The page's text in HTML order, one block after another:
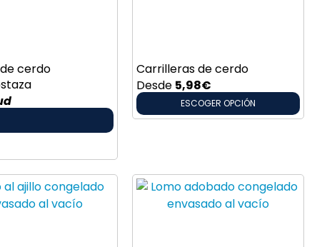
cerdo
Carrilleras de cerdo
Desde 5,98€
ESCOGER OPCIÓN